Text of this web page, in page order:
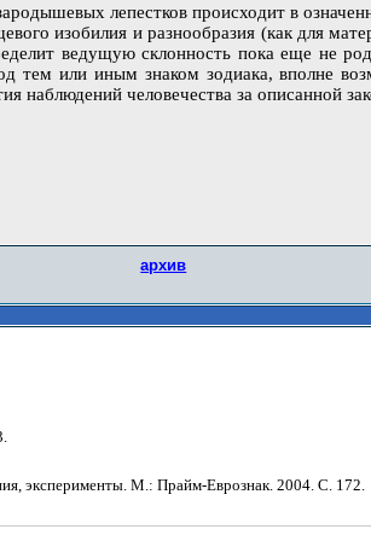
лепестков происходит в
изобилия и разнообразия (как для
ведущую склонность пока еще не
тем или иным знаком зодиака, вполне
наблюдений человечества за описанной
архив
эксперименты. М.: Прайм-Еврознак. 2004. С. 172.